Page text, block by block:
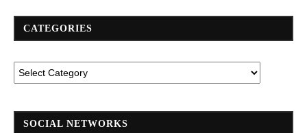
CATEGORIES
SOCIAL NETWORKS